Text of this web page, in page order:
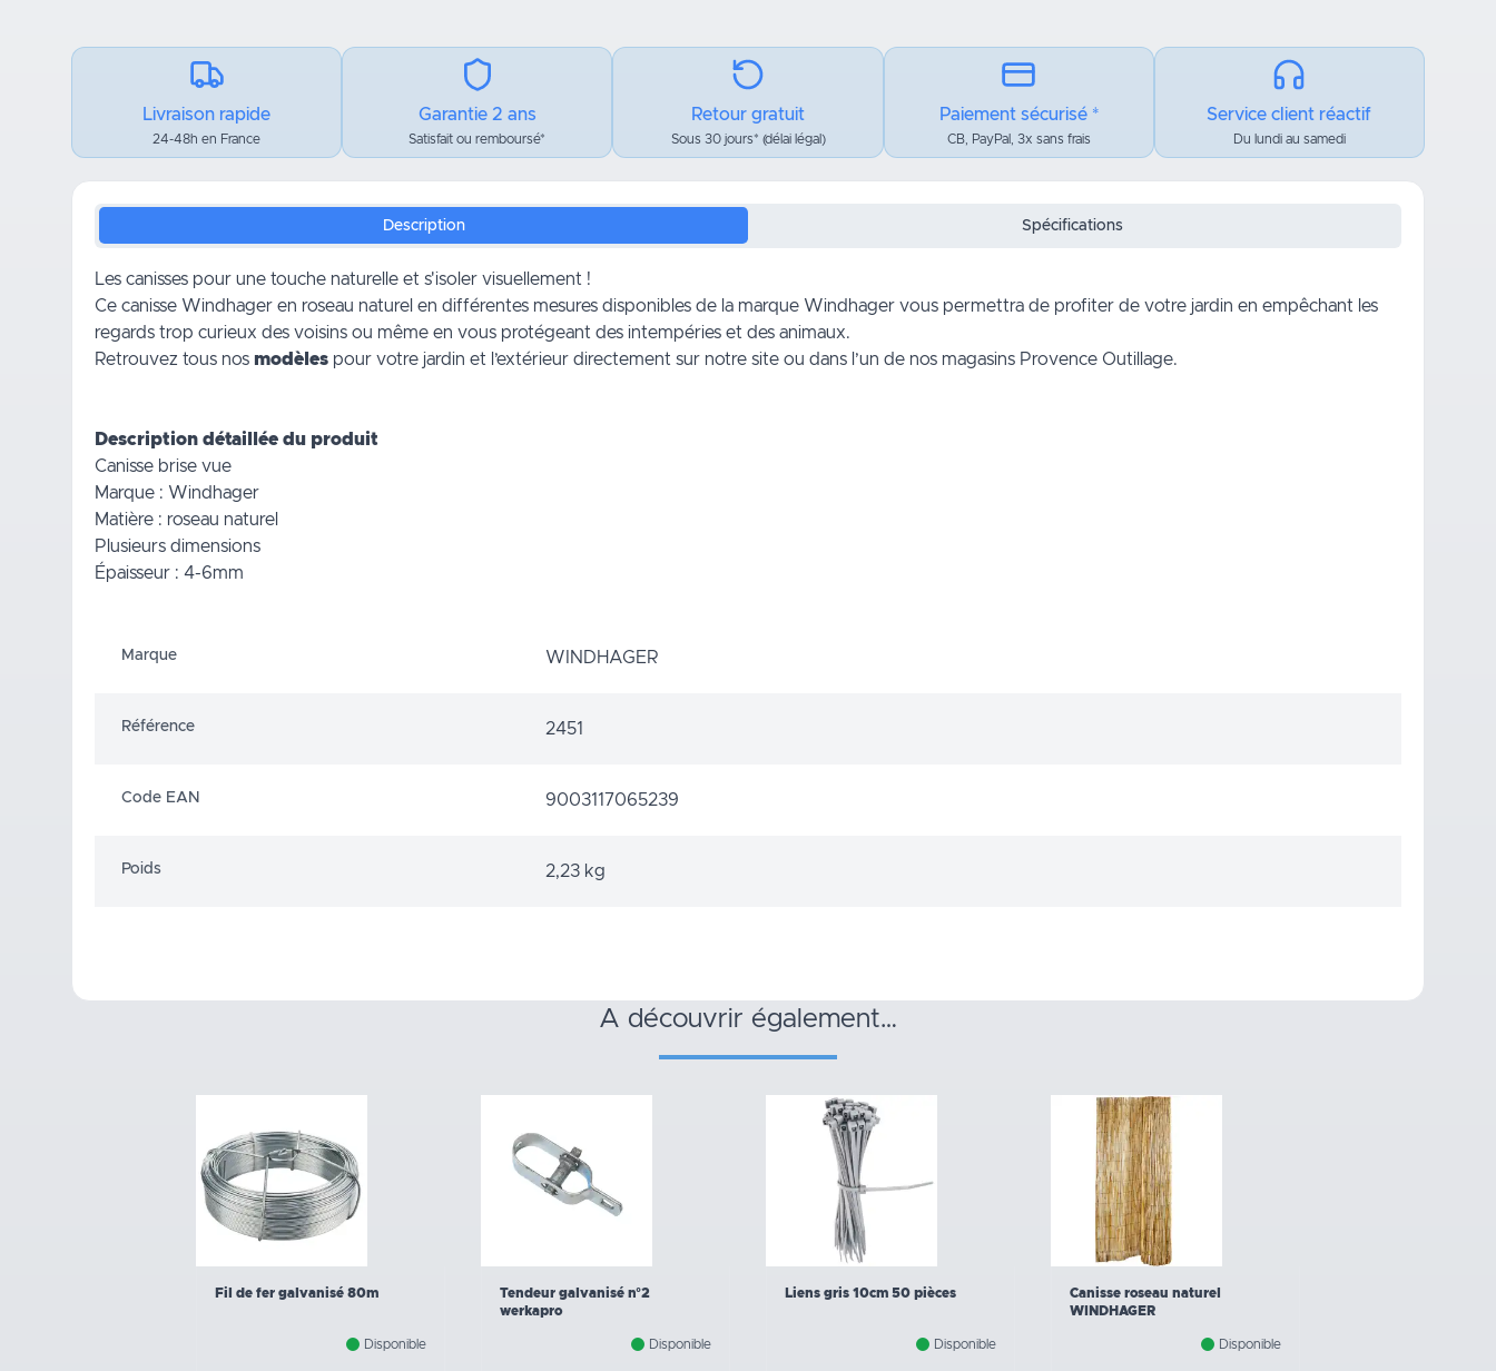
Livraison rapide
24-48h en France
Garantie 2 ans
Satisfait ou remboursé*
Retour gratuit
Sous 30 jours* (délai légal)
Paiement sécurisé *
CB, PayPal, 3x sans frais
Service client réactif
Du lundi au samedi
Description Spécifications
Les canisses pour une touche naturelle et s'isoler visuellement !
Ce canisse Windhager en roseau naturel en différentes mesures disponibles de la marque Windhager vous permettra de profiter de votre jardin en empêchant les
regards trop curieux des voisins ou même en vous protégeant des intempéries et des animaux.
Retrouvez tous nos modèles pour votre jardin et l’extérieur directement sur notre site ou dans l’un de nos magasins Provence Outillage.
Description détaillée du produit
Canisse brise vue
Marque : Windhager
Matière : roseau naturel
Plusieurs dimensions
Épaisseur : 4-6mm
Marque WINDHAGER
Référence 2451
Code EAN 9003117065239
Poids 2,23 kg
a découvrir également…
Fil de fer galvanisé 80m
Disponible
Tendeur galvanisé n°2
werkapro
Disponible
Liens gris 10cm 50 pièces
Disponible
Canisse roseau naturel
WINDHAGER
Disponible